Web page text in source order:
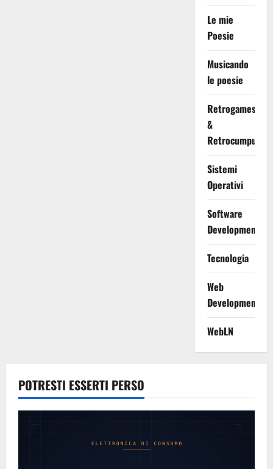
Le mie
Poesie
Musicando
le poesie
Retrogames
&
Retrocumputing
Sistemi
Operativi
Software
Development
Tecnologia
Web
Development
WebLN
POTRESTI ESSERTI PERSO